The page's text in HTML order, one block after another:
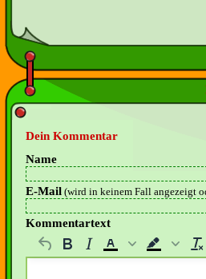
Dein Kommentar
Name
E-Mail (wird in keinem Fall angezeigt
Kommentartext